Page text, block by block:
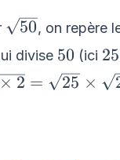
\sqrt{50}
50, on repère
divise 50
50 (ici 25
25
× 2 = 25 ×